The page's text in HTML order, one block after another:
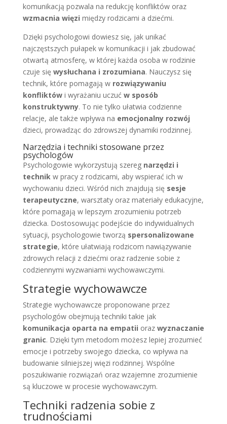
komunikacją pozwala na redukcję konfliktów oraz
wzmacnia więzi między rodzicami a dziećmi.
Dzięki psychologowi dowiesz się, jak unikać
najczęstszych pułapek w komunikacji i jak zbudować
otwartą atmosferę, w której każda osoba w rodzinie
czuje się wysłuchana i zrozumiana. Nauczysz się
technik, które pomagają w rozwiązywaniu
konfliktówi wyrażaniu uczuć w sposób
konstruktywny. To nie tylko ułatwia codzienne
relacje, ale także wpływa na emocjonalny rozwój
dzieci, prowadząc do zdrowszej dynamiki rodzinnej.
Narzędzia i techniki stosowane przez
psychologów
Psychologowie wykorzystują szereg narzędzi i
technikw pracy z rodzicami, aby wspierać ich w
wychowaniu dzieci. Wśród nich znajdują się sesje
terapeutyczne, warsztaty oraz materiały edukacyjne,
które pomagają w lepszym zrozumieniu potrzeb
dziecka. Dostosowując podejście do indywidualnych
sytuacji, psychologowie tworzą spersonalizowane
strategie, które ułatwiają rodzicom nawiązywanie
zdrowych relacji z dziećmi oraz radzenie sobie z
codziennymi wyzwaniami wychowawczymi.
Strategie wychowawcze
Strategie wychowawcze proponowane przez
psychologów obejmują techniki takie jak
komunikacja oparta na empatii oraz wyznaczanie
granic. Dzięki tym metodom możesz lepiej zrozumieć
emocje i potrzeby swojego dziecka, co wpływa na
budowanie silniejszej więzi rodzinnej. Wspólne
poszukiwanie rozwiązań oraz wzajemne zrozumienie
są kluczowe w procesie wychowawczym.
Techniki radzenia sobie z
trudnościami